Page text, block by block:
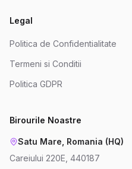
Legal
Politica de Confidentialitate
Termeni si Conditii
Politica GDPR
Birourile Noastre
Satu Mare, Romania (HQ)
Careiului 220E, 440187